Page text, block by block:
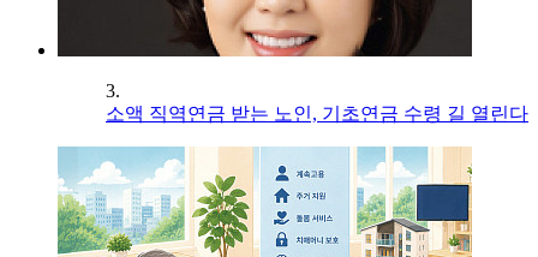
3.
소액 직역연금 받는 노인, 기초연금 수령 길 열린다